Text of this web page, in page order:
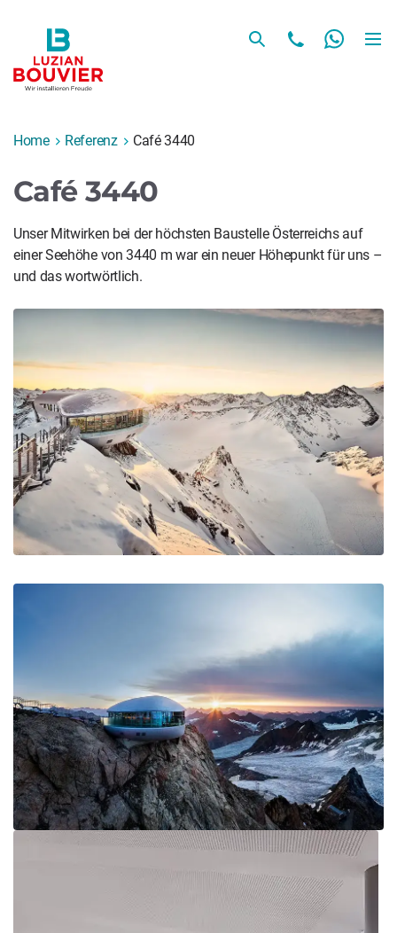
Home Referenz Café 3440
Café 3440
Unser Mitwirken bei der höchsten Baustelle Österreichs auf
einer Seehöhe von 3440 m war ein neuer Höhepunkt für uns –
und das wortwörtlich.